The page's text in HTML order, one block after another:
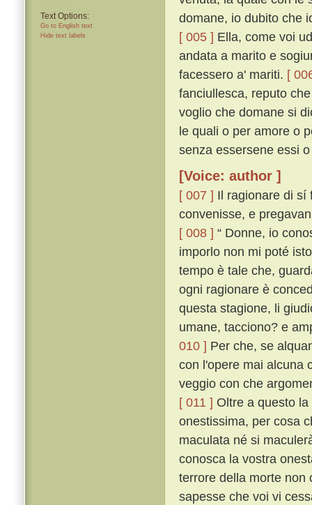
Text Options:
Go to English text
Hide text labels
domane, io dubito che
[ 005 ] Ella, come voi
andata a marito e
facessero a' mariti. [
fanciullesca, reputo
voglio che domane si
le quali o per amore o
senza essersene essi
[Voice: author ]
[ 007 ] Il ragionare di sí
convenisse, e
[ 008 ] “ Donne, io
imporlo non mi poté
tempo è tale che,
ogni ragionare è
questa stagione, li
umane, tacciono? e
010 ] Per che, se
con l'opere mai alcuna
veggio con che
[ 011 ] Oltre a questo
onestissima, per cosa
maculata né si
conosca la vostra
terrore della morte
sapesse che voi vi